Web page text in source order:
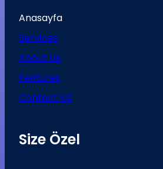
Anasayfa
Services
About Us
Features
Contact US
Size Özel